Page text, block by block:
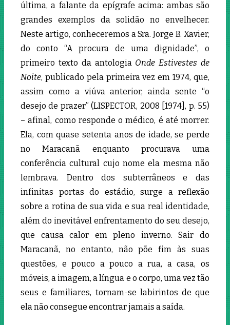
última, a falante da epígrafe acima: ambas são
grandes exemplos da solidão no envelhecer.
Neste artigo, conheceremos a Sra. Jorge B. Xavier,
do conto “A procura de uma dignidade”, o
primeiro texto da antologia Onde Estivestes de
Noite, publicado pela primeira vez em 1974, que,
assim como a viúva anterior, ainda sente “o
desejo de prazer” (LISPECTOR, 2008 [1974], p. 55)
– afinal, como responde o médico, é até morrer.
Ela, com quase setenta anos de idade, se perde
no Maracanã enquanto procurava uma
conferência cultural cujo nome ela mesma não
lembrava. Dentro dos subterrâneos e das
infinitas portas do estádio, surge a reflexão
sobre a rotina de sua vida e sua real identidade,
além do inevitável enfrentamento do seu desejo,
que causa calor em pleno inverno. Sair do
Maracanã, no entanto, não põe fim às suas
questões, e pouco a pouco a rua, a casa, os
móveis, a imagem, a língua e o corpo, uma vez tão
seus e familiares, tornam-se labirintos de que
ela não consegue encontrar jamais a saída.